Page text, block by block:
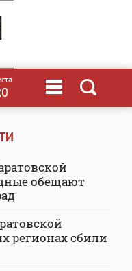
обещают
регионах сбили